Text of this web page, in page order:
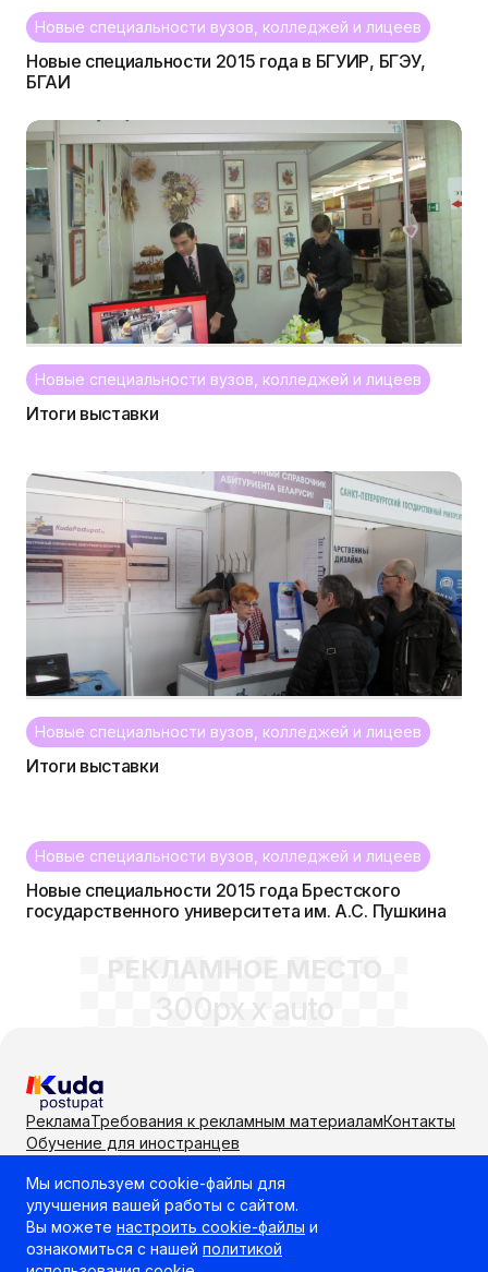
Новые специальности вузов, колледжей и лицеев
Новые специальности 2015 года в БГУИР, БГЭУ,
БГАИ
Новые специальности вузов, колледжей и лицеев
Итоги выставки
Новые специальности вузов, колледжей и лицеев
Итоги выставки
Новые специальности вузов, колледжей и лицеев
Новые специальности 2015 года Брестского
государственного университета им. А.С. Пушкина
РЕКЛАМНОЕ МЕСТО
300px x auto
РекламаТребования к рекламным материаламКонтакты
Обучение для иностранцев
Самый удобный способ выбрать учебное заведение
или направление для поступления
Мы используем cookie-файлы для
улучшения вашей работы с сайтом.
Вы можете настроить cookie-файлы и
ознакомиться с нашей политикой